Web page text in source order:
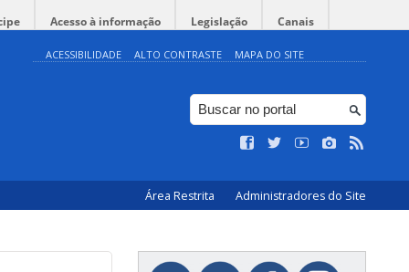
Acesso à informação Legislação Canais
ACESSIBILIDADE ALTO CONTRASTE MAPA DO SITE
Área Restrita Administradores do Site